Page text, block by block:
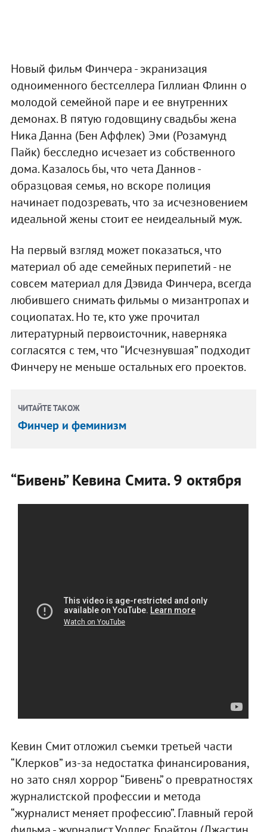
Новый фильм Финчера - экранизация
одноименного бестселлера Гиллиан Флинн о
молодой семейной паре и ее внутренних
демонах. В пятую годовщину свадьбы жена
Ника Данна (Бен Аффлек) Эми (Розамунд
Пайк) бесследно исчезает из собственного
дома. Казалось бы, что чета Даннов -
образцовая семья, но вскоре полиция
начинает подозревать, что за исчезновением
идеальной жены стоит ее неидеальный муж.
На первый взгляд может показаться, что
материал об аде семейных перипетий - не
совсем материал для Дэвида Финчера, всегда
любившего снимать фильмы о мизантропах и
социопатах. Но те, кто уже прочитал
литературный первоисточник, наверняка
согласятся с тем, что “Исчезнувшая” подходит
Финчеру не меньше остальных его проектов.
ЧИТАЙТЕ ТАКОЖ
Финчер и феминизм
“Бивень” Кевина Смита. 9 октября
Кевин Смит отложил съемки третьей части
“Клерков” из-за недостатка финансирования,
но зато снял хоррор “Бивень” о превратностях
журналистской профессии и метода
“журналист меняет профессию”. Главный герой